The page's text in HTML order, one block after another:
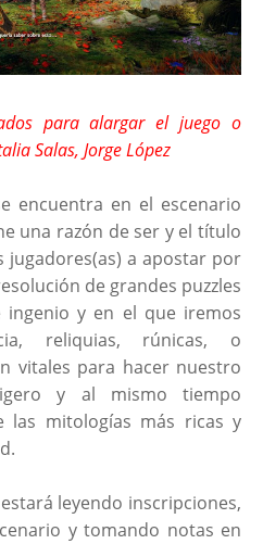
para alargar el juego o
Salas, Jorge López
encuentra en el escenario
una razón de ser y el título
jugadores(as) a apostar por
de grandes puzzles
y en el que iremos
reliquias, rúnicas, o
vitales para hacer nuestro
y al mismo tiempo
las mitologías más ricas y
leyendo inscripciones,
y tomando notas en